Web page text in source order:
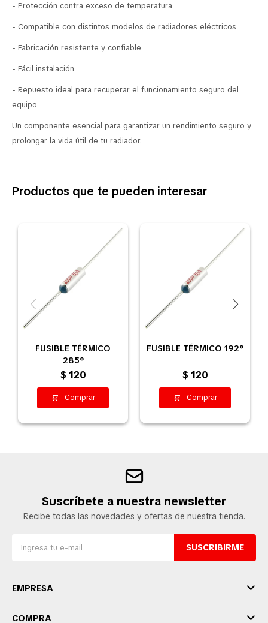
- Protección contra exceso de temperatura
- Compatible con distintos modelos de radiadores eléctricos
- Fabricación resistente y confiable
- Fácil instalación
- Repuesto ideal para recuperar el funcionamiento seguro del
equipo
Un componente esencial para garantizar un rendimiento seguro y
prolongar la vida útil de tu radiador.
Productos que te pueden interesar
FUSIBLE TÉRMICO
285°
$ 120
FUSIBLE TÉRMICO 192°
$ 120
Suscríbete a nuestra newsletter
Recibe todas las novedades y ofertas de nuestra tienda.
SUSCRIBIRME
EMPRESA
COMPRA